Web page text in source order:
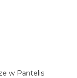
w Pantelis